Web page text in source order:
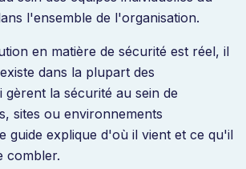
l'ensemble de l'organisation.
en matière de sécurité est réel, il
dans la plupart des
gèrent la sécurité au sein de
sites ou environnements
guide explique d'où il vient et ce qu'il
combler.